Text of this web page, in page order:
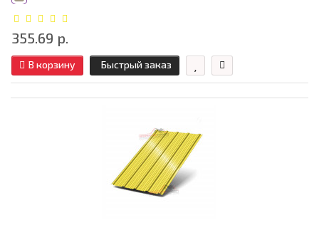
355.69 р.
В корзину Быстрый заказ